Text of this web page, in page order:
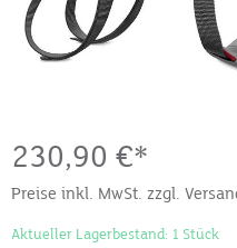
230,90 €*
Preise inkl. MwSt. zzgl.
Aktueller Lagerbestand: 1 Stück